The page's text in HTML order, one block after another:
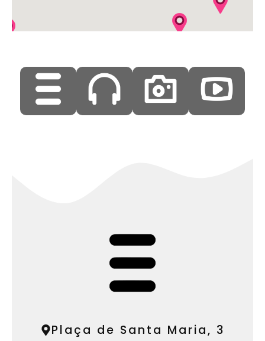
Plaça de Santa Maria, 3